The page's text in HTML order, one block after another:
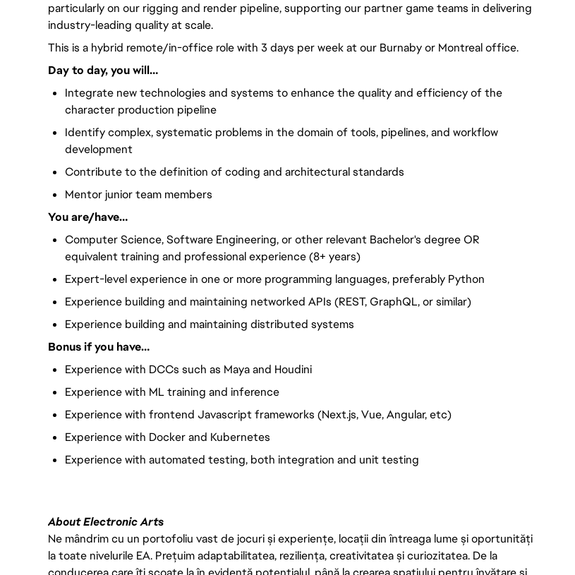
particularly on our rigging and render pipeline, supporting our partner game teams in delivering
industry-leading quality at scale.
This is a hybrid remote/in-office role with 3 days per week at our Burnaby or Montreal office.
Day to day, you will…
Integrate new technologies and systems to enhance the quality and efficiency of the
character production pipeline
Identify complex, systematic problems in the domain of tools, pipelines, and workflow
development
Contribute to the definition of coding and architectural standards
Mentor junior team members
You are/have…
Computer Science, Software Engineering, or other relevant Bachelor's degree OR
equivalent training and professional experience (8+ years)
Expert-level experience in one or more programming languages, preferably Python
Experience building and maintaining networked APIs (REST, GraphQL, or similar)
Experience building and maintaining distributed systems
Bonus if you have…
Experience with DCCs such as Maya and Houdini
Experience with ML training and inference
Experience with frontend Javascript frameworks (Next.js, Vue, Angular, etc)
Experience with Docker and Kubernetes
Experience with automated testing, both integration and unit testing
About Electronic Arts
Ne mândrim cu un portofoliu vast de jocuri și experiențe, locații din întreaga lume și oportunități
la toate nivelurile EA. Prețuim adaptabilitatea, reziliența, creativitatea și curiozitatea. De la